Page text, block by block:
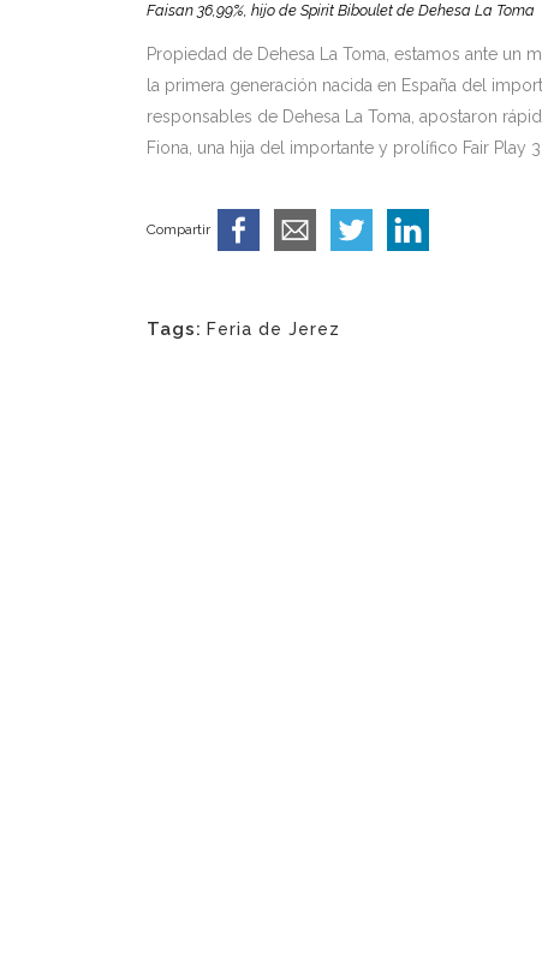
Faisan 36,99%, hijo de Spirit Biboulet de Dehesa La Toma
Propiedad de Dehesa La Toma, estamos ante un
la primera generación nacida en España del
responsables de Dehesa La Toma, apostaron
Fiona, una hija del importante y prolífico Fair Play
Compartir
Tags: Feria de Jerez